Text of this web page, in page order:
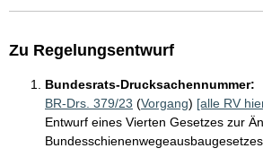
Zu Regelungsentwurf
Bundesrats-Drucksachennummer:
BR-Drs. 379/23 (Vorgang) [alle RV
Entwurf eines Vierten Gesetzes zur
Bundesschienenwegeausbaugesetzes